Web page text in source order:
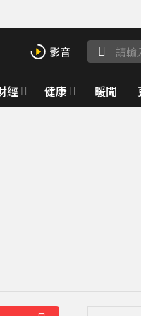
經 健康 暖聞